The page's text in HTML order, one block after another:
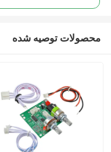
محصولات توصیه شده